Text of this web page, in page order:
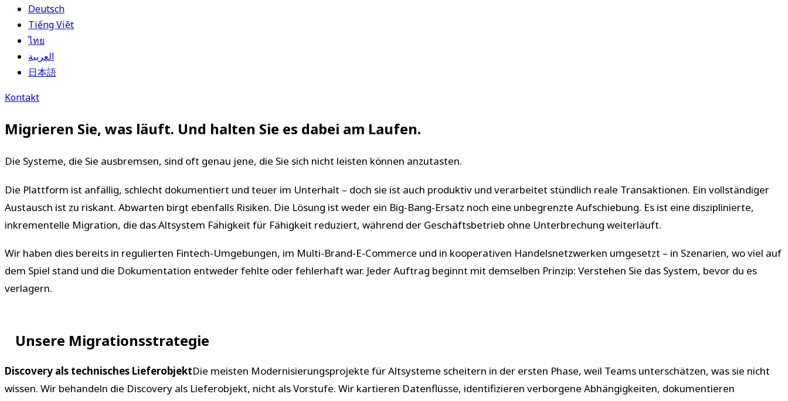
Deutsch
Tiếng Việt
ไทย
العربية
日本語
Kontakt
Migrieren Sie, was läuft. Und halten Sie es dabei am Laufen.
Die Systeme, die Sie ausbremsen, sind oft genau jene, die Sie sich nicht leisten können anzutasten.
Die Plattform ist anfällig, schlecht dokumentiert und teuer im Unterhalt – doch sie ist auch produktiv und verarbeitet stündlich reale Transaktionen. Ein vollständiger
Austausch ist zu riskant. Abwarten birgt ebenfalls Risiken. Die Lösung ist weder ein Big-Bang-Ersatz noch eine unbegrenzte Aufschiebung. Es ist eine disziplinierte,
inkrementelle Migration, die das Altsystem Fähigkeit für Fähigkeit reduziert, während der Geschäftsbetrieb ohne Unterbrechung weiterläuft.
Wir haben dies bereits in regulierten Fintech-Umgebungen, im Multi-Brand-E-Commerce und in kooperativen Handelsnetzwerken umgesetzt – in Szenarien, wo viel auf
dem Spiel stand und die Dokumentation entweder fehlte oder fehlerhaft war. Jeder Auftrag beginnt mit demselben Prinzip: Verstehen Sie das System, bevor du es
verlagern.
Unsere Migrationsstrategie
Discovery als technisches LieferobjektDie meisten Modernisierungsprojekte für Altsysteme scheitern in der ersten Phase, weil Teams unterschätzen, was sie nicht
wissen. Wir behandeln die Discovery als Lieferobjekt, nicht als Vorstufe. Wir kartieren Datenflüsse, identifizieren verborgene Abhängigkeiten, dokumentieren